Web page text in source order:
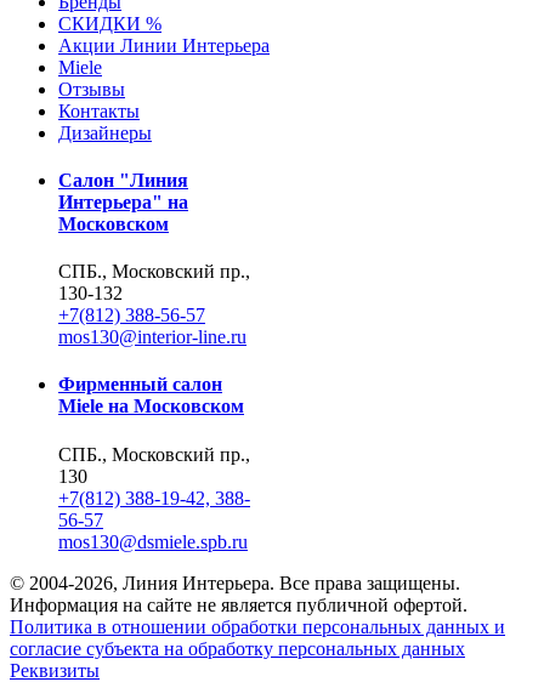
СКИДКИ %
Акции Линии Интерьера
Miele
Отзывы
Контакты
Дизайнеры
Салон "Линия
Интерьера" на
Московском
СПБ., Московский пр.,
130-132
+7(812) 388-56-57
mos130@interior-line.ru
Фирменный салон
Miele на Московском
СПБ., Московский пр.,
130
+7(812) 388-19-42, 388-
56-57
mos130@dsmiele.spb.ru
© 2004-2026, Линия Интерьера. Все права защищены.
Информация на сайте не является публичной офертой.
Политика в отношении обработки персональных данных и
согласие субъекта на обработку персональных данных
Реквизиты